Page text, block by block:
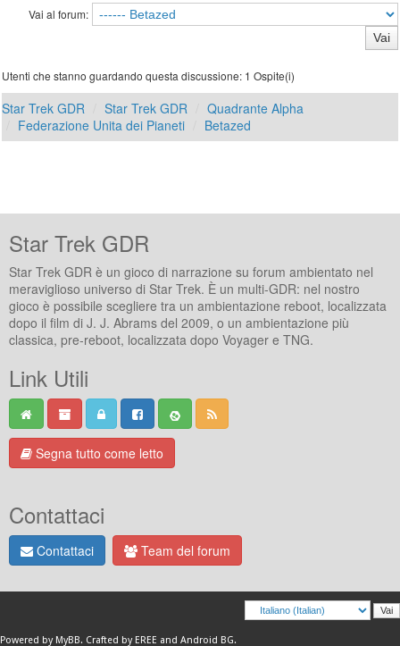
Vai al forum:
Utenti che stanno guardando questa discussione: 1 Ospite(i)
Star Trek GDR Star Trek GDR
Quadrante Alpha
Federazione Unita dei Pianeti
Betazed
Star Trek GDR
Star Trek GDR è un gioco di narrazione su forum ambientato nel
meraviglioso universo di Star Trek. È un multi-GDR: nel nostro
gioco è possibile scegliere tra un ambientazione reboot, localizzata
dopo il film di J. J. Abrams del 2009, o un ambientazione più
classica, pre-reboot, localizzata dopo Voyager e TNG.
Link Utili
Segna tutto come letto
Contattaci
Contattaci Team del forum
Powered by MyBB. Crafted by EREE and Android BG.